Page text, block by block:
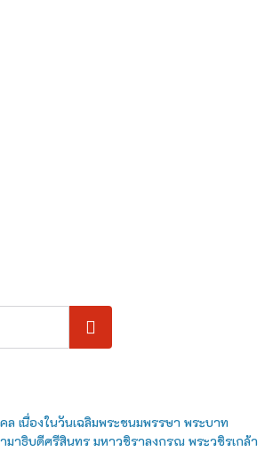
ค้นหา
เนื่องในวันเฉลิมพระชนมพรรษา พระบาท
มาธิบดีศรีสินทร มหาวชิราลงกรณ พระวชิรเกล้า